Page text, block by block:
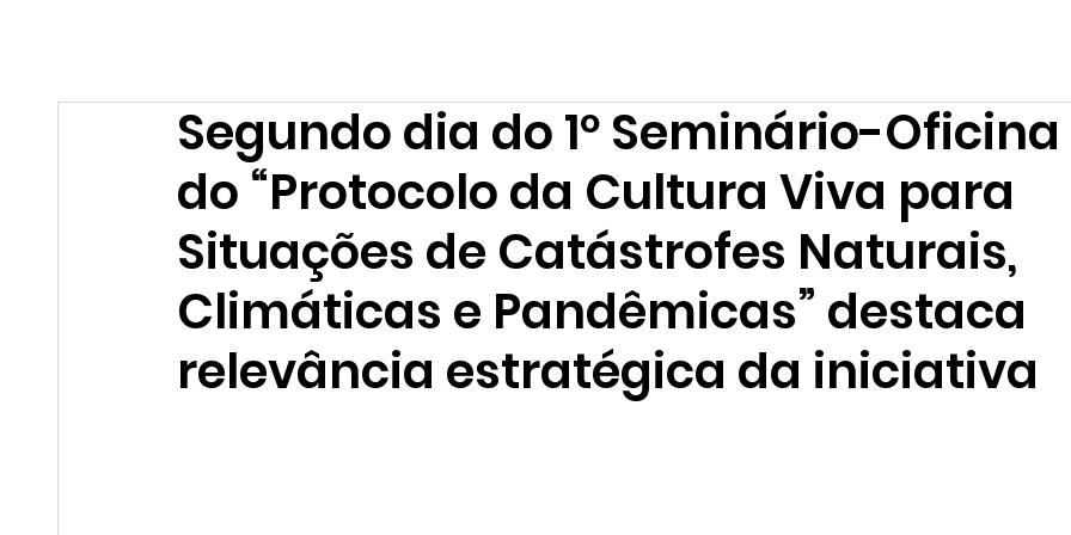
Segundo dia do 1º Seminário-Oficina
do “Protocolo da Cultura Viva para
Situações de Catástrofes Naturais,
Climáticas e Pandêmicas” destaca
relevância estratégica da iniciativa